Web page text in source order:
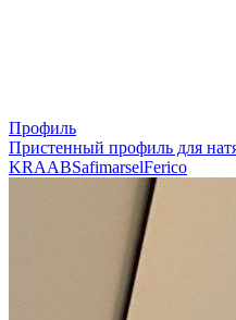
Профиль
Пристенный профиль для
KRAABSafimarselFerico